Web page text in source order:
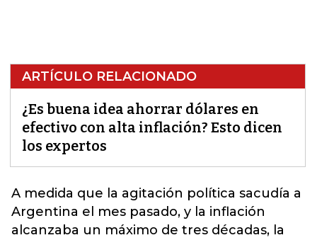
ARTÍCULO RELACIONADO
¿Es buena idea ahorrar dólares en
efectivo con alta inflación? Esto dicen
los expertos
A medida que la agitación política sacudía a
Argentina el mes pasado, y la inflación
alcanzaba un máximo de tres décadas, la